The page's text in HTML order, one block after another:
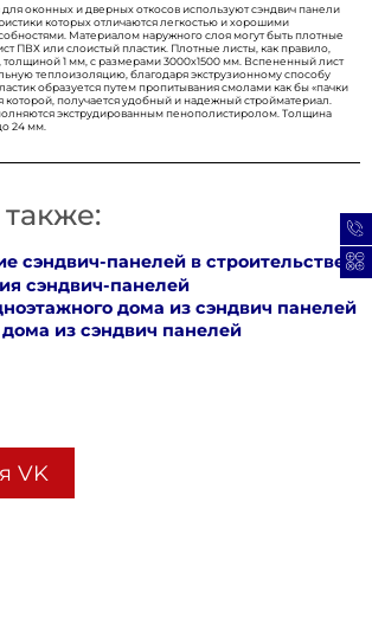
для оконных и дверных откосов используют сэндвич панели
которых отличаются легкостью и хорошими
Материалом наружного слоя могут быть плотные
ПВХ или слоистый пластик. Плотные листы, как правило,
толщиной 1 мм, с размерами 3000х1500 мм. Вспененный лист
теплоизоляцию, благодаря экструзионному способу
образуется путем пропитывания смолами как бы «пачки
которой, получается удобный и надежный стройматериал.
экструдированным пенополистиролом. Толщина
24 мм.
VK